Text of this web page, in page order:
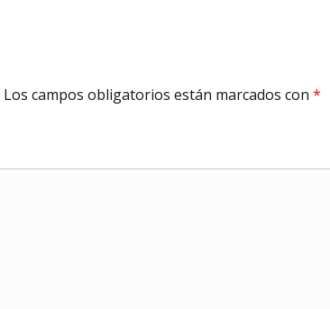
Los campos obligatorios están marcados con *